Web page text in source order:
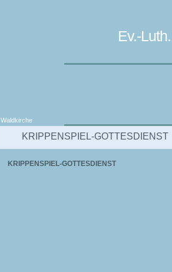
Ev.-
Waldkirche
KRIPPENSPIEL-GOTTESDIENST
KRIPPENSPIEL-GOTTESDIENST